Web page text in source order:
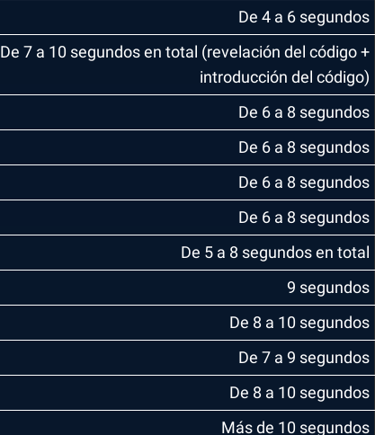
De 4 a 6 segundos
De 7 a 10 segundos en total (revelación del código +
introducción del código)
De 6 a 8 segundos
De 6 a 8 segundos
De 6 a 8 segundos
De 6 a 8 segundos
De 5 a 8 segundos en total
9 segundos
De 8 a 10 segundos
De 7 a 9 segundos
De 8 a 10 segundos
Más de 10 segundos